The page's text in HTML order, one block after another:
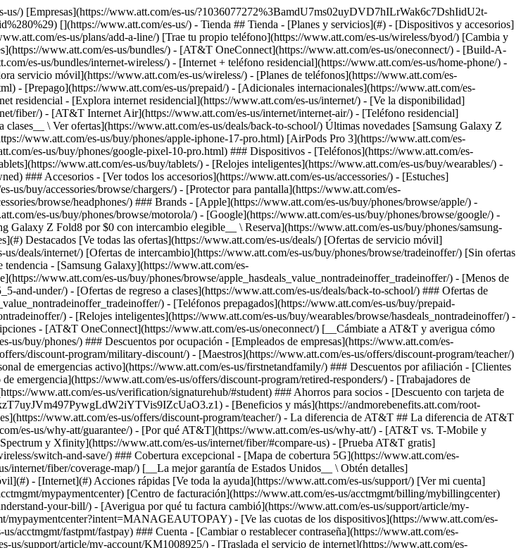
www.att.com/es-us/buy/phones/browse/hasdeals_value_nontradeinoffer_tradeinoffer/) - [Teléfonos prepagados](https://www.att.com/es-us/buy/prepaid-phones/browse/hasdeals/) - [Tablets](https://www.att.com/es-us/buy/tablets/browse/hasdeals_nontradeinoffer/) - [Relojes inteligentes](https://www.att.com/es-us/buy/wearables/browse/hasdeals_nontradeinoffer/) - [Ofertas de accesorios](https://www.att.com/es-us/buy/accessories/browse/all/deals/) ### Suscripciones - [AT&T OneConnect](https://www.att.com/es-us/oneconnect/) [__Cámbiate a AT&T y averigua cómo obtener hasta $800 por línea para terminar tu contrato__ \ Compra ahora](https://www.att.com/es-us/buy/phones/) ### Descuentos por ocupación - [Empleados de empresas](https://www.att.com/es-us/verification/signaturehub/#employment) - [Militares y veteranos](https://www.att.com/es-us/offers/discount-program/military-discount/) - [Maestros](https://www.att.com/es-us/offers/discount-program/teacher/) - [Enfermeros y médicos](https://www.att.com/es-us/verification/signaturehub/#medical) - [Personal de emergencias activo](https://www.att.com/es-us/firstnetandfamily/) ### Descuentos por afiliación - [Clientes 55+](https://www.att.com/es-us/verification/signaturehub/#age) - [Personal retirado del servicio de emergencia](https://www.att.com/es-us/offers/discount-program/retired-responders/) - [Trabajadores de sindicatos](https://www.att.com/es-us/offers/discount-program/union-discount/) - [Estudiantes](https://www.att.com/es-us/verification/signaturehub/#student) ### Ahorros para socios - [Descuento con tarjeta de crédito](https://www.att.com/es-us/?1036077272%3BamdU7ms02uyDVD7hIidU2t-FgOyvGkzT7uyJVm497PywgLdW2iYTVis9IZcUaO3.z1) - [Beneficios y más](https://andmorebenefits.att.com/root-discovery) [__Maestros: ahorra hasta $150 por línea y hasta un 20% en planes__ \ Obtén detalles](https://www.att.com/es-us/offers/discount-program/teacher/) - La diferencia de AT&T ## La diferencia de AT&T - [Nuestra ventaja competitiva](#) ### ¿Por qué elegirnos? - [Garantía AT&T](https://www.att.com/es-us/why-att/guarantee/) - [Por qué AT&T](https://www.att.com/es-us/why-att/) - [AT&T vs. T-Mobile y Verizon](https://www.att.com/es-us/wireless/switch-and-save/#compare-us) - [AT&T Fiber vs. Spectrum y Xfinity](https://www.att.com/es-us/internet/fiber/#compare-us) - [Prueba AT&T gratis](https://www.att.com/es-us/wireless/free-trial/) - [Cambia y ahorra](https://www.att.com/es-us/wireless/switch-and-save/) ### Cobertura excepcional - [Mapa de cobertura 5G](https://www.att.com/es-us/maps/wireless-coverage.html) - [Mapa de cobertura de fibra óptica](https://www.att.com/es-us/internet/fiber/coverage-map/) [__La mejor garantía de Estados Unidos__ \ Obtén detalles](https://www.att.com/es-us/why-att/guarantee/) - Ayuda ## Ayuda - [Factura y cuenta](#) - [Móvil](#) - [Internet](#) Acciones rápidas [Ve toda la ayuda](https://www.att.com/es-us/support/) [Ver mi cuenta](https://www.att.com/es-us/acctmgmt/overview) [Centro de pagos](https://www.att.com/es-us/acctmgmt/mypaymentcenter) [Centro de facturación](https://www.att.com/es-us/acctmgmt/billing/mybillingcenter) ### Factura y pagos - [Comprende tu factura](https://www.att.com/es-us/support/my-account/understand-your-bill/) - [Averigua por qué tu factura cambió](https://www.att.com/es-us/support/article/my-account/KM1051879/) - [Configura y administra AutoPay](https://www.att.com/es-us/acctmgmt/mypaymentcenter?intent=MANAGEAUTOPAY) - [Ve las cuotas de los dispositivos](https://www.att.com/es-us/acctmgmt/payment/installmentplandetails) - [Pagar sin iniciar sesión](https://www.att.com/es-us/acctmgmt/fastpmt/fastpay) ### Cuenta - [Cambiar o restablecer contraseña](https://www.att.com/es-us/support/article/my-account/KM1008941/) - [Añade o elimina cuentas](https://www.att.com/es-us/support/article/my-account/KM1008925/) - [Traslada el servicio de internet](https://www.att.com/es-us/help/moving/) - [Ve tus pedidos y reclamaciones](https://www.att.com/es-us/orders/history) - [Más ayuda con la cuenta](https://www.att.com/es-us/support/my-account/) [__La mejor garantía de Estados Unidos__ \ Obtén detalles](https://www.att.com/es-us/why-att/guarantee/) Acciones rápidas [Administrar mi servicio móvil](https://www.att.com/es-us/acctmgmt/mywireless) [Rastrear mi pedido](https://www.att.com/es-us/orders/history) [Añade AT&T International Day Pass](https://www.att.com/es-us/acctmgmt/signin?intent=DEEPLINK&soc=IRRLHDF&level=CAT&source=ILC242589969&wtExtndSource=Megamenu) ### Mi dispositivo - [Verificar mi uso](https://www.att.com/es-us/acctmgmt/usage/mysummary) - [Administra complementos](https://www.att.com/es-us/acctmgmt/wireless/manage-addon) - [Cambiar mi plan](https://www.att.com/es-us/acctmgmt/mywireless/manageplan/) - [Añade una línea](https://www.att.com/es-us/buy/postpaid/?wlsfi=AL) - [Consultar los requisitos de cambio](https://www.att.com/es-us/buy/postpaid/?wlsfi=up) - [Activa un dispositivo móvil](https://www.att.com/es-us/